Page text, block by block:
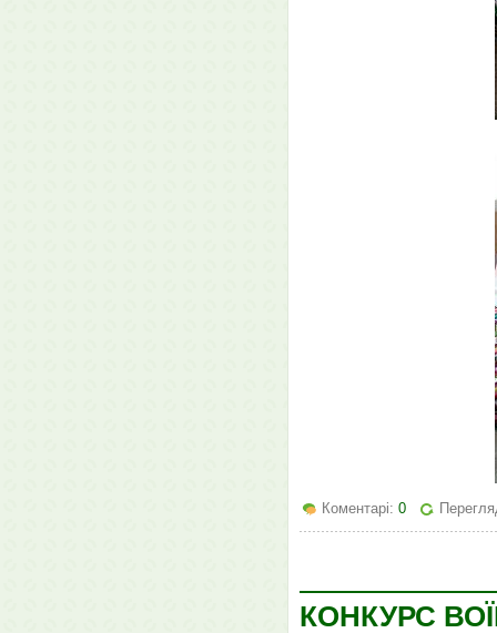
Коментарі: 0
КОНКУРС